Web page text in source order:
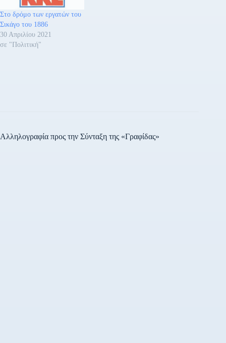
Στο δρόμο των εργατών του
Σικάγο του 1886
30 Απριλίου 2021
σε "Πολιτική"
Αλληλογραφία προς την Σύνταξη της «Γραφίδας»